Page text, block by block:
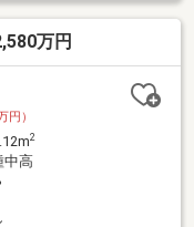
万円
円）
2
高